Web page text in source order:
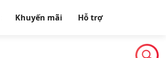
Khuyến mãi Hỗ trợ